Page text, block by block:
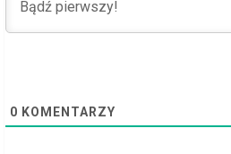
n
0 KOMENTARZY